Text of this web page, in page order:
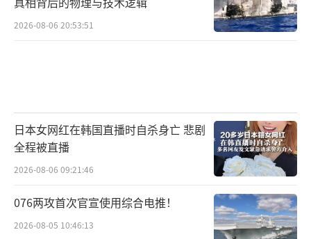
2026-08-06 20:53:51
日本女网红在韩国直播时自杀身亡 悲剧
全程被直播
2026-08-06 09:21:46
076两攻首次官宣使用综合电推！
2026-08-05 10:46:13